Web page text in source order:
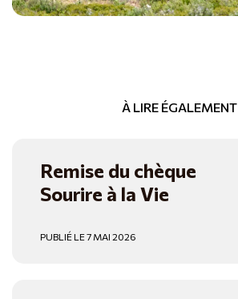
À LIRE ÉGALEMENT
Remise du chèque
Sourire à la Vie
PUBLIÉ LE 7 MAI 2026